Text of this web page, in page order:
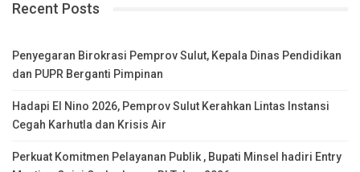
Recent Posts
Penyegaran Birokrasi Pemprov Sulut, Kepala Dinas Pendidikan
dan PUPR Berganti Pimpinan
Hadapi El Nino 2026, Pemprov Sulut Kerahkan Lintas Instansi
Cegah Karhutla dan Krisis Air
Perkuat Komitmen Pelayanan Publik , Bupati Minsel hadiri Entry